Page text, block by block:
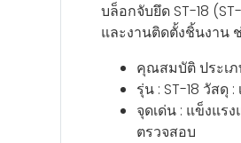
บล็อกจับยึด ST-18
และงานติดตั้งชิ้นงาน
คุณสมบัติ ประเภ
รุ่น : ST-18 วัสดุ
จุดเด่น : แข็งแร
ตรวจสอบ